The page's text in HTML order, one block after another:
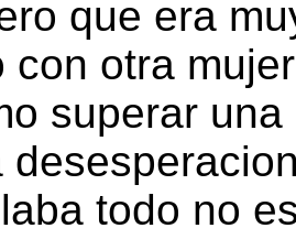
que era
con otra
superar
todo no